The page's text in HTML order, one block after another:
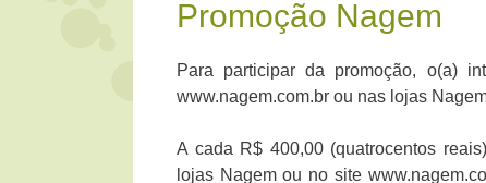
Promoção Nagem
Para participar da promoção, o(a)
www.nagem.com.br ou nas lojas
A cada R$ 400,00 (quatrocentos
lojas Nagem ou no site